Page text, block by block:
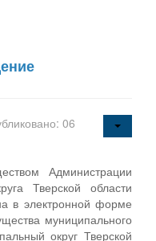
06
Администрации
Тверской области
в электронной форме
муниципального
округ Тверской